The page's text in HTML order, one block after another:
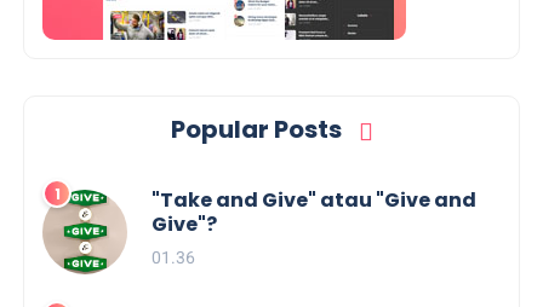
Popular Posts
"Take and Give" atau "Give and
Give"?
01.36